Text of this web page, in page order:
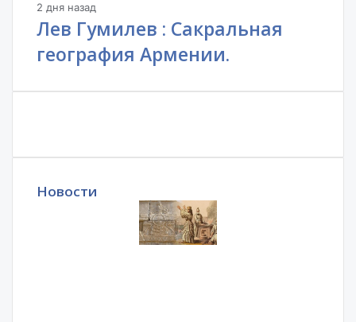
2 дня назад
Лев Гумилев : Сакральная
география Армении.
Новости